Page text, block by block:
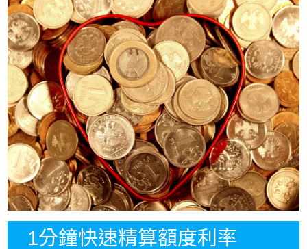
1分鐘快速精算額度利率